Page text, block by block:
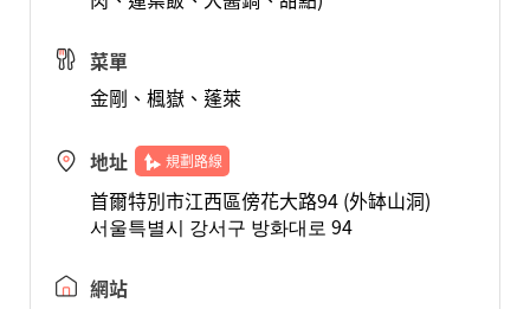
菜單
金剛、楓嶽、蓬萊
地址 規劃路線
首爾特別市江西區傍花大路94 (外缽山洞)
서울특별시 강서구 방화대로 94
網站